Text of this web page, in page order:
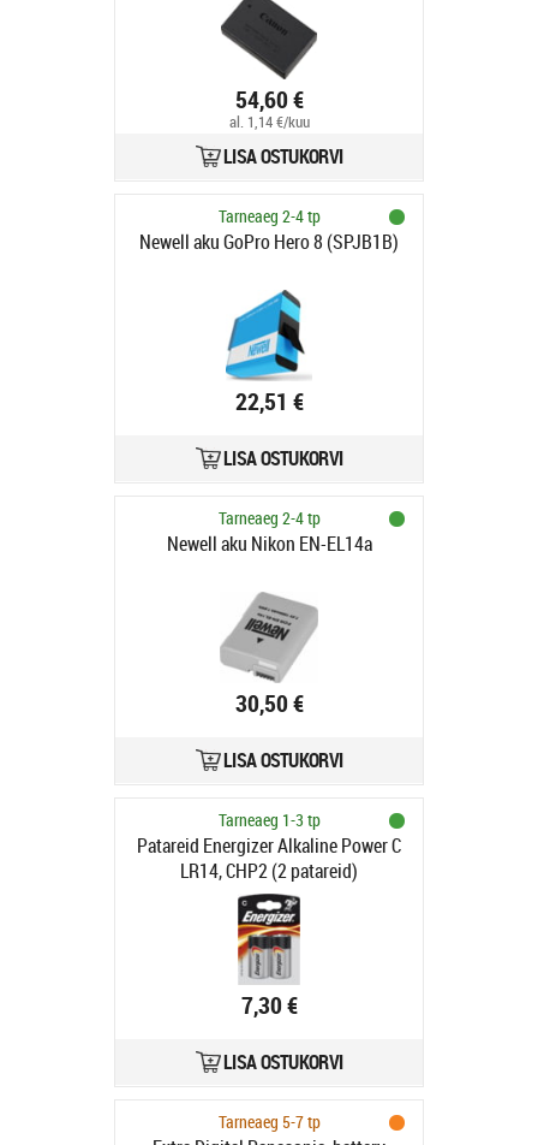
54,60 €
al. 1,14 €/kuu
LISA OSTUKORVI
Tarneaeg 2-4 tp
Newell aku GoPro Hero 8 (SPJB1B)
22,51 €
LISA OSTUKORVI
Tarneaeg 2-4 tp
Newell aku Nikon EN-EL14a
30,50 €
LISA OSTUKORVI
Tarneaeg 1-3 tp
Patareid Energizer Alkaline Power C
LR14, CHP2 (2 patareid)
7,30 €
LISA OSTUKORVI
Tarneaeg 5-7 tp